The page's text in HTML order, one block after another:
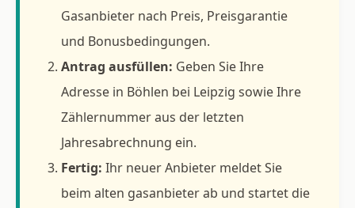
Gasanbieter nach Preis, Preisgarantie
und Bonusbedingungen.
Antrag ausfüllen: Geben Sie Ihre
Adresse in Böhlen bei Leipzig sowie Ihre
Zählernummer aus der letzten
Jahresabrechnung ein.
Fertig: Ihr neuer Anbieter meldet Sie
beim alten gasanbieter ab und startet die